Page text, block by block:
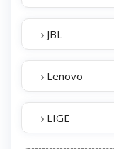
› JBL
› Lenovo
› LIGE